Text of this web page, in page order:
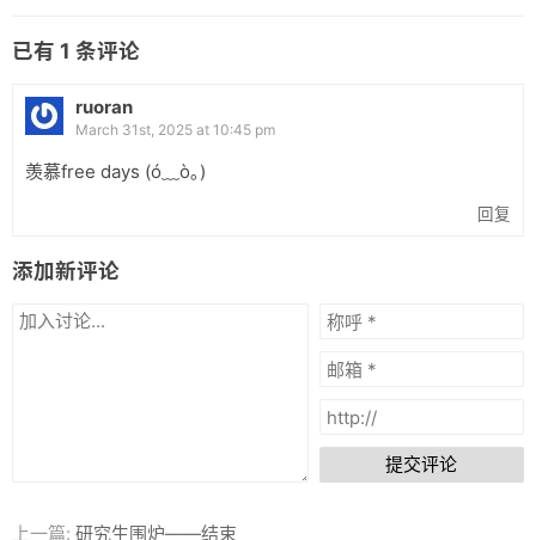
已有 1 条评论
ruoran
March 31st, 2025 at 10:45 pm
羡慕free days (ó﹏ò｡)
回复
添加新评论
提交评论
上一篇: 研究生围炉——结束